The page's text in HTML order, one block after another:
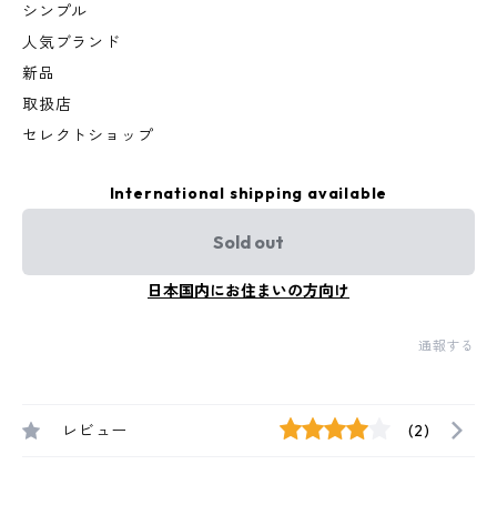
シンプル
人気ブランド
新品
取扱店
セレクトショップ
International shipping available
Sold out
日本国内にお住まいの方向け
通報する
レビュー (2)